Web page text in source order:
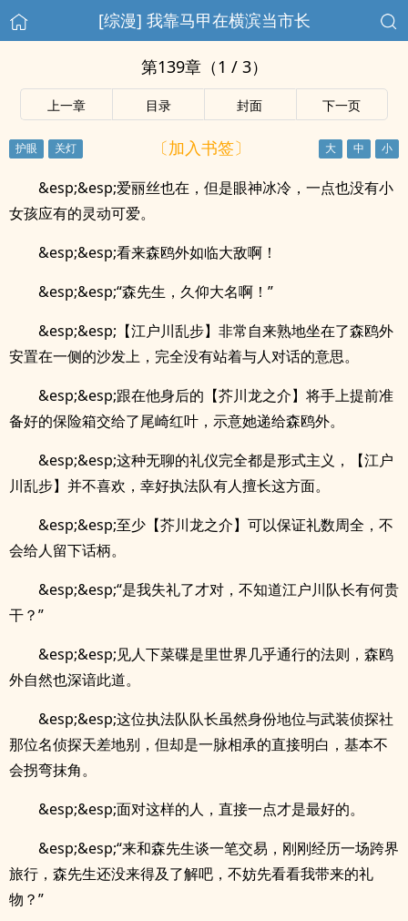
[综漫] 我靠马甲在横滨当市长
第139章（1 / 3）
上一章 目录 封面 下一页
〔加入书签〕
&esp;&esp;爱丽丝也在，但是眼神冰冷，一点也没有小
女孩应有的灵动可爱。
&esp;&esp;看来森鸥外如临大敌啊！
&esp;&esp;“森先生，久仰大名啊！”
&esp;&esp;【江户川乱步】非常自来熟地坐在了森鸥外
安置在一侧的沙发上，完全没有站着与人对话的意思。
&esp;&esp;跟在他身后的【芥川龙之介】将手上提前准
备好的保险箱交给了尾崎红叶，示意她递给森鸥外。
&esp;&esp;这种无聊的礼仪完全都是形式主义，【江户
川乱步】并不喜欢，幸好执法队有人擅长这方面。
&esp;&esp;至少【芥川龙之介】可以保证礼数周全，不
会给人留下话柄。
&esp;&esp;“是我失礼了才对，不知道江户川队长有何贵
干？”
&esp;&esp;见人下菜碟是里世界几乎通行的法则，森鸥
外自然也深谙此道。
&esp;&esp;这位执法队队长虽然身份地位与武装侦探社
那位名侦探天差地别，但却是一脉相承的直接明白，基本不
会拐弯抹角。
&esp;&esp;面对这样的人，直接一点才是最好的。
&esp;&esp;“来和森先生谈一笔交易，刚刚经历一场跨界
旅行，森先生还没来得及了解吧，不妨先看看我带来的礼
物？”